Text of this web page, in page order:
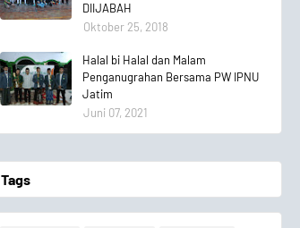
DIIJABAH
Oktober 25, 2018
Halal bi Halal dan Malam
Penganugrahan Bersama PW IPNU
Jatim
Juni 07, 2021
Tags